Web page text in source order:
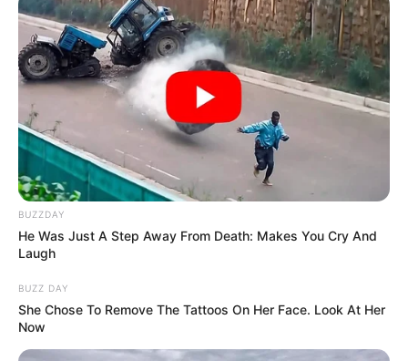
BUZZDAY
He Was Just A Step Away From Death: Makes You Cry And
Laugh
BUZZ DAY
She Chose To Remove The Tattoos On Her Face. Look At Her
Now